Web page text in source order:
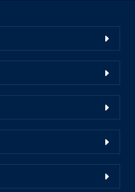
în Carieră
grade